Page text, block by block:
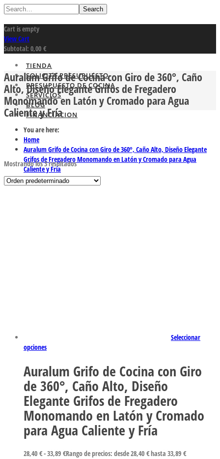
Search
Cart is empty
View Cart
Subtotal: 0,00 €
TIENDA
SOLICITA PRESUPUESTO
PRESUPUESTO DE COCINA
SERVICIOS
BLOG
FINANCIACION
Auralum Grifo de Cocina con Giro de 360°, Caño
Alto, Diseño Elegante Grifos de Fregadero
Monomando en Latón y Cromado para Agua
Caliente y Fría
You are here:
Home
Auralum Grifo de Cocina con Giro de 360°, Caño Alto, Diseño Elegante
Grifos de Fregadero Monomando en Latón y Cromado para Agua
Caliente y Fría
Mostrando los 3 resultados
Seleccionar
opciones
Auralum Grifo de Cocina con Giro
de 360°, Caño Alto, Diseño
Elegante Grifos de Fregadero
Monomando en Latón y Cromado
para Agua Caliente y Fría
28,40 €-33,89 €Rango de precios: desde 28,40 € hasta 33,89 €